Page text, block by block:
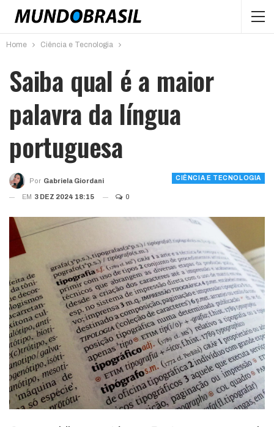
Home Ciência e Tecnologia
Saiba qual é a maior
palavra da língua
portuguesa
CIÊNCIA E TECNOLOGIA
Por Gabriela Giordani
EM 3 DEZ 2024 18:15 0